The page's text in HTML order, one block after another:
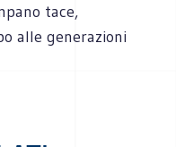
tace,
alle generazioni